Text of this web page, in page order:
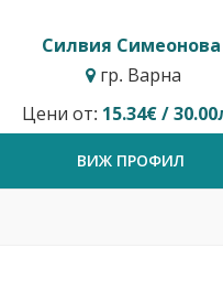
Силвия Симеонова
гр. Варна
Цени от: 15.34€ /
ВИЖ ПРОФИЛ